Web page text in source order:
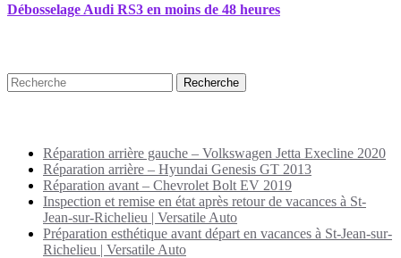
Débosselage Audi RS3 en moins de 48 heures
Réparation arrière gauche – Volkswagen Jetta Execline 2020
Réparation arrière – Hyundai Genesis GT 2013
Réparation avant – Chevrolet Bolt EV 2019
Inspection et remise en état après retour de vacances à St-
Jean-sur-Richelieu | Versatile Auto
Préparation esthétique avant départ en vacances à St-Jean-sur-
Richelieu | Versatile Auto